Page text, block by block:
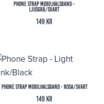
Phone Strap Mobilhalsband -
Ljusgrå/Svart
149 kr
Phone Strap Mobilhalsband - Rosa/Svart
149 kr